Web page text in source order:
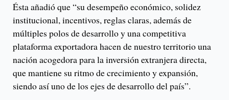
Ésta añadió que “su desempeño económico, solidez
institucional, incentivos, reglas claras, además de
múltiples polos de desarrollo y una competitiva
plataforma exportadora hacen de nuestro territorio una
nación acogedora para la inversión extranjera directa,
que mantiene su ritmo de crecimiento y expansión,
siendo así uno de los ejes de desarrollo del país”.